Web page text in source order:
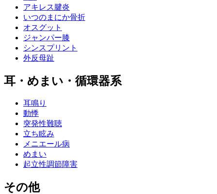
アキレス腱炎
いつのまにか骨折
オスグット
ジャンパー膝
シンスプリント
外反母趾
耳・めまい・循環器系
耳鳴り
動悸
突発性難聴
立ち眩み
メニエール病
めまい
起立性調節障害
その他